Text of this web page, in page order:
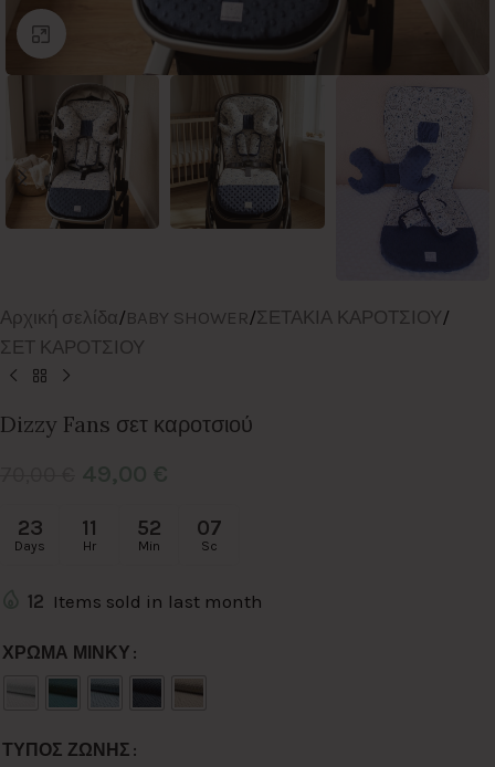
Click to enlarge
Αρχική σελίδα/BABY SHOWER/ΣΕΤΑΚΙΑ ΚΑΡΟΤΣΙΟΥ/
ΣΕΤ ΚΑΡΟΤΣΙΟΥ
Dizzy Fans σετ καροτσιού
23
Days
11
Hr
52
Min
06
Sc
12 Items sold in last month
ΧΡΩΜΑ ΜΙΝΚΥ
ΤΥΠΟΣ ΖΩΝΗΣ
Alternative: